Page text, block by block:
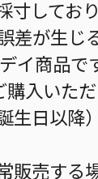
してお
が生じ
商品で
入いただ
日以降
売する